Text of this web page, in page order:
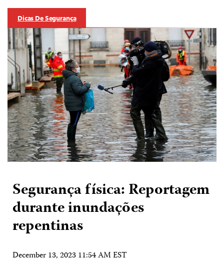
Dicas De Segurança
Segurança física: Reportagem
durante inundações
repentinas
December 13, 2023 11:54 AM EST